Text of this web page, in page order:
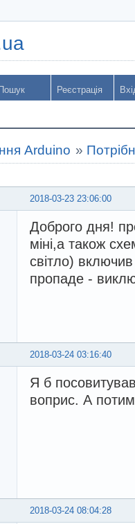
Пошук Реєстрація
Arduino »
2018-03-23 23:06:00
Доброго дня!
міні,а також
світло)
пропаде -
2018-03-24 03:16:40
Я б
воприс. А
2018-03-24 08:04:28